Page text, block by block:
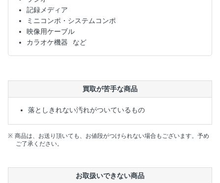
記録メディア
ミニコンポ・システムコンポ
映像用ケーブル
カラオケ機器
買取が苦手な商品
落としきれない汚れがついているもの
商品は、お送り頂いても、お値段がつけられない場合もございます。予め
ご了承ください。
お取扱いできない商品